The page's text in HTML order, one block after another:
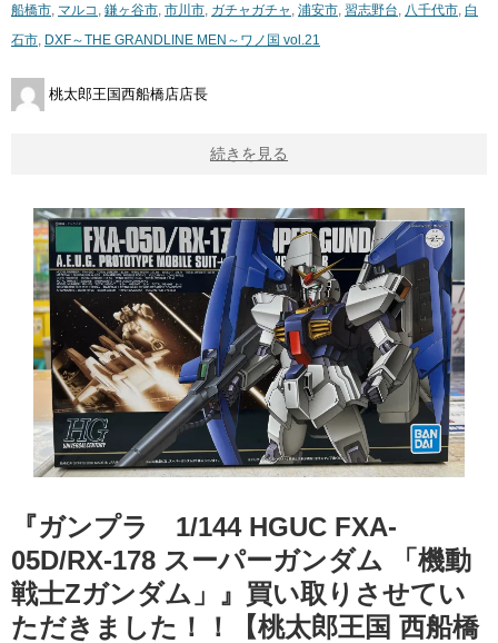
船橋市, マルコ , 鎌ヶ谷市, 市川市, ガチャガチャ , 浦安市, 習志野台, 八千代市, 白
石市, DXF～THE ​GRANDLINE ​MEN～ワノ国 ​vol.21
桃太郎王国西船橋店店長
続きを見る
『ガンプラ 1/144 ​HGUC ​FXA-
05D/RX-178 ​スーパーガンダム ​「機動
戦士Zガンダム」』買い取りさせてい
ただきました！！【桃太郎王国 西船橋